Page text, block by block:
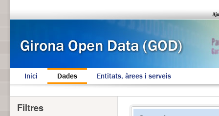
Inici Dades Entitats, àrees i serveis
Filtres